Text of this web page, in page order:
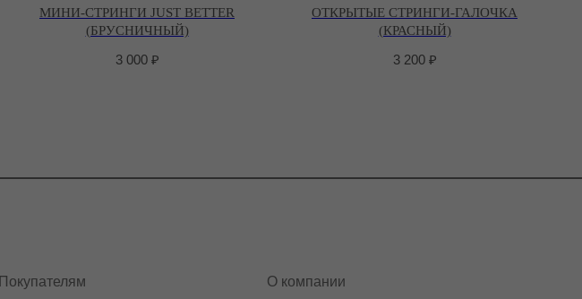
МИНИ-СТРИНГИ JUST BETTER
(БРУСНИЧНЫЙ)
3 000 ₽
ОТКРЫТЫЕ СТРИНГИ-ГАЛОЧКА
(КРАСНЫЙ)
3 200 ₽
Покупателям О компании